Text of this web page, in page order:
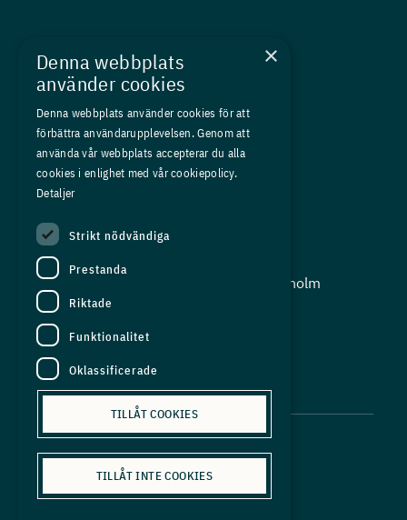
Kurser
Medlemskap
Om oss
Press
In English
Adress:
Storgatan 19, Box 5501, 114 85 Stockholm
Organisationsnummer:
556625 - 8389
E-post:
info@industriarbetsgivarna.se
×
Denna webbplats
använder cookies
Denna webbplats använder cookies för att
förbättra användarupplevelsen. Genom att
använda vår webbplats accepterar du alla
cookies i enlighet med vår cookiepolicy.
Detaljer
Strikt nödvändiga
Prestanda
Riktade
Funktionalitet
Oklassificerade
TILLÅT COOKIES
TILLÅT INTE COOKIES